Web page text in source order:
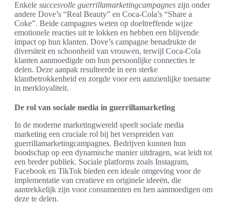
Enkele succesvolle guerrillamarketingcampagnes zijn onder
andere Dove’s “Real Beauty” en Coca-Cola’s “Share a
Coke”. Beide campagnes weten op doeltreffende wijze
emotionele reacties uit te lokken en hebben een blijvende
impact op hun klanten. Dove’s campagne benadrukte de
diversiteit en schoonheid van vrouwen, terwijl Coca-Cola
klanten aanmoedigde om hun persoonlijke connecties te
delen. Deze aanpak resulteerde in een sterke
klantbetrokkenheid en zorgde voor een aanzienlijke toename
in merkloyaliteit.
De rol van sociale media in guerrillamarketing
In de moderne marketingwereld speelt sociale media
marketing een cruciale rol bij het verspreiden van
guerrillamarketingcampagnes. Bedrijven kunnen hun
boodschap op een dynamische manier uitdragen, wat leidt tot
een breder publiek. Sociale platforms zoals Instagram,
Facebook en TikTok bieden een ideale omgeving voor de
implementatie van creatieve en originele ideeën, die
aantrekkelijk zijn voor consumenten en hen aanmoedigen om
deze te delen.